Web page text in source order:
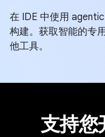
在 IDE 中使用
构建。获取智能的专
他工具。
支持您